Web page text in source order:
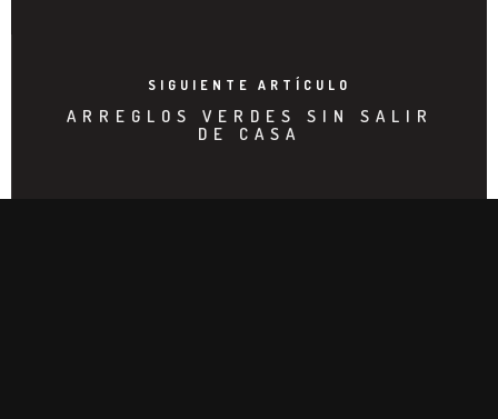
SIGUIENTE ARTÍCULO
ARREGLOS VERDES SIN SALIR
DE CASA